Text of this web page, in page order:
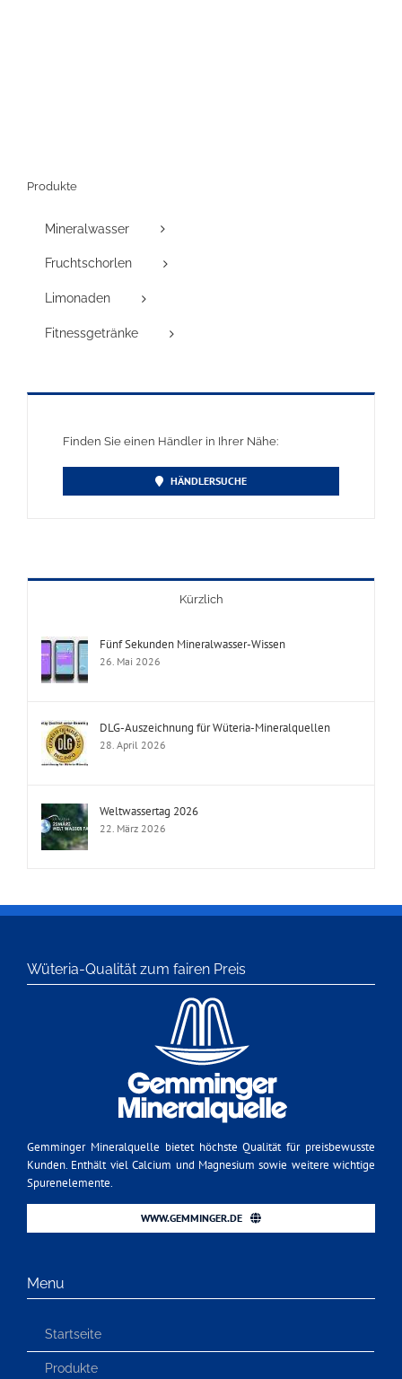
Produkte
Mineralwasser
Fruchtschorlen
Limonaden
Fitnessgetränke
Finden Sie einen Händler in Ihrer Nähe:
HÄNDLERSUCHE
Kürzlich
Fünf Sekunden Mineralwasser-Wissen
26. Mai 2026
DLG-Auszeichnung für Wüteria-Mineralquellen
28. April 2026
Weltwassertag 2026
22. März 2026
Wüteria-Qualität zum fairen Preis
Gemminger Mineralquelle bietet höchste Qualität für preisbewusste
Kunden. Enthält viel Calcium und Magnesium sowie weitere wichtige
Spurenelemente.
WWW.GEMMINGER.DE
Menu
Startseite
Produkte